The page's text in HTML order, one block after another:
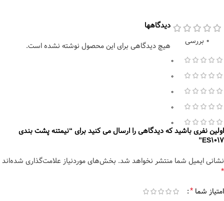
0 بررسی
0
0
0
0
0
دیدگاهها
هیچ دیدگاهی برای این محصول نوشته نشده است.
اولین نفری باشید که دیدگاهی را ارسال می کنید برای “نیمتنه پشت بندی
ES1017”
نشانی ایمیل شما منتشر نخواهد شد. بخش‌های موردنیاز علامت‌گذاری شده‌اند
*
امتیاز شما *